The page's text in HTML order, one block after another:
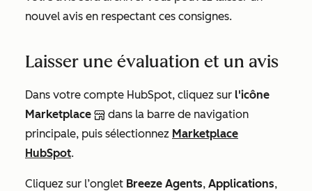
nouvel avis en respectant ces consignes.
Laisser une évaluation et un avis
Dans votre compte HubSpot, cliquez sur l'icône
Marketplace
dans la barre de navigation
principale, puis sélectionnez Marketplace
HubSpot.
Cliquez sur l’onglet Breeze Agents, Applications,